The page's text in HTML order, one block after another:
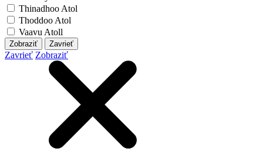
Thinadhoo Atol
Thoddoo Atol
Vaavu Atoll
Zobraziť Zavrieť
Zavrieť Zobraziť